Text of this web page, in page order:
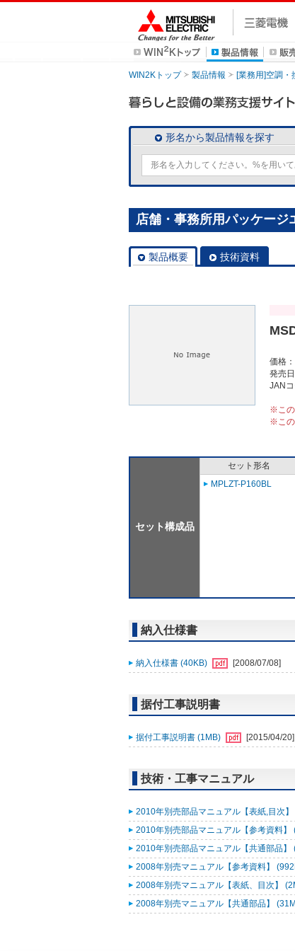
WIN2Kトップ 製品情報 [業務用]空調・
形名から製品情報を探す
店舗・事務所用パッケー
製品概要 技術資料
価格
発売
JAN
※この
※この
セット構成品
セット形名
MPLZT-P160BL
納入仕様書
納入仕様書 (40KB) [2008/07/08]
据付工事説明書
据付工事説明書 (1MB) [2015/04/20]
技術・工事マニュアル
2010年別売部品マニュアル【表紙,目次
2010年別売部品マニュアル【参考資料】
2010年別売部品マニュアル【共通部品】
2008年別売マニュアル【参考資料】
2008年別売マニュアル【表紙、目次】
2008年別売マニュアル【共通部品】